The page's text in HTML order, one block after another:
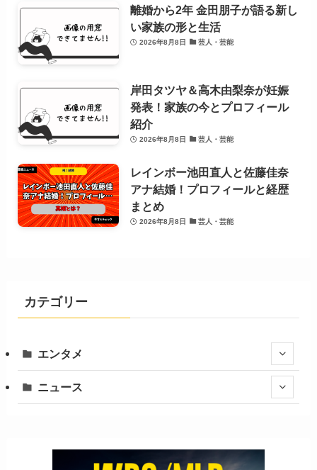
離婚から2年 金田朋子が語る新し
い家族の形と生活
2026年8月8日 芸人・芸能
岸田タツヤ＆高木由梨奈が妊娠
発表！家族の今とプロフィール
紹介
2026年8月8日 芸人・芸能
レインボー池田直人と佐藤佳奈
アナ結婚！プロフィールと経歴
まとめ
2026年8月8日 芸人・芸能
カテゴリー
エンタメ
ニュース